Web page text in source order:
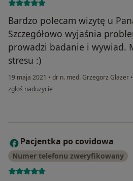
Bardzo polecam wizytę u
Szczegółowo wyjaśnia
prowadzi badanie i wywiad.
stresu :)
19 maja 2021 • dr n. med. Grzegorz Glazer •
w opinii użytkownika Karolina K
zgłoś nadużycie
P Pacjentka po covidowa
Numer telefonu zweryfikowany